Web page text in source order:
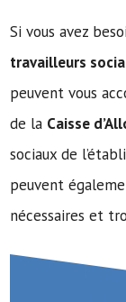
Si vous avez
travailleurs
peuvent vous
de la Caisse
sociaux de
peuvent
nécessaires et